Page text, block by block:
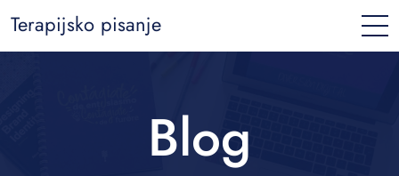
Terapijsko pisanje
Blog